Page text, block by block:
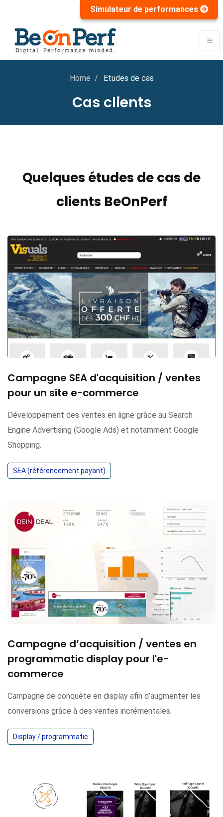
Simulateur de performances
Home Etudes de cas
Cas clients
Quelques études de cas de
clients BeOnPerf
Campagne SEA d'acquisition / ventes
pour un site e-commerce
Développement des ventes en ligne grâce au Search
Engine Advertising (Google Ads) et notamment Google
Shopping.
SEA (référencement payant)
Campagne d’acquisition / ventes en
programmatic display pour l'e-
commerce
Campagne de conquête en display afin d’augmenter les
conversions grâce à des ventes incrémentales.
Display / programmatic